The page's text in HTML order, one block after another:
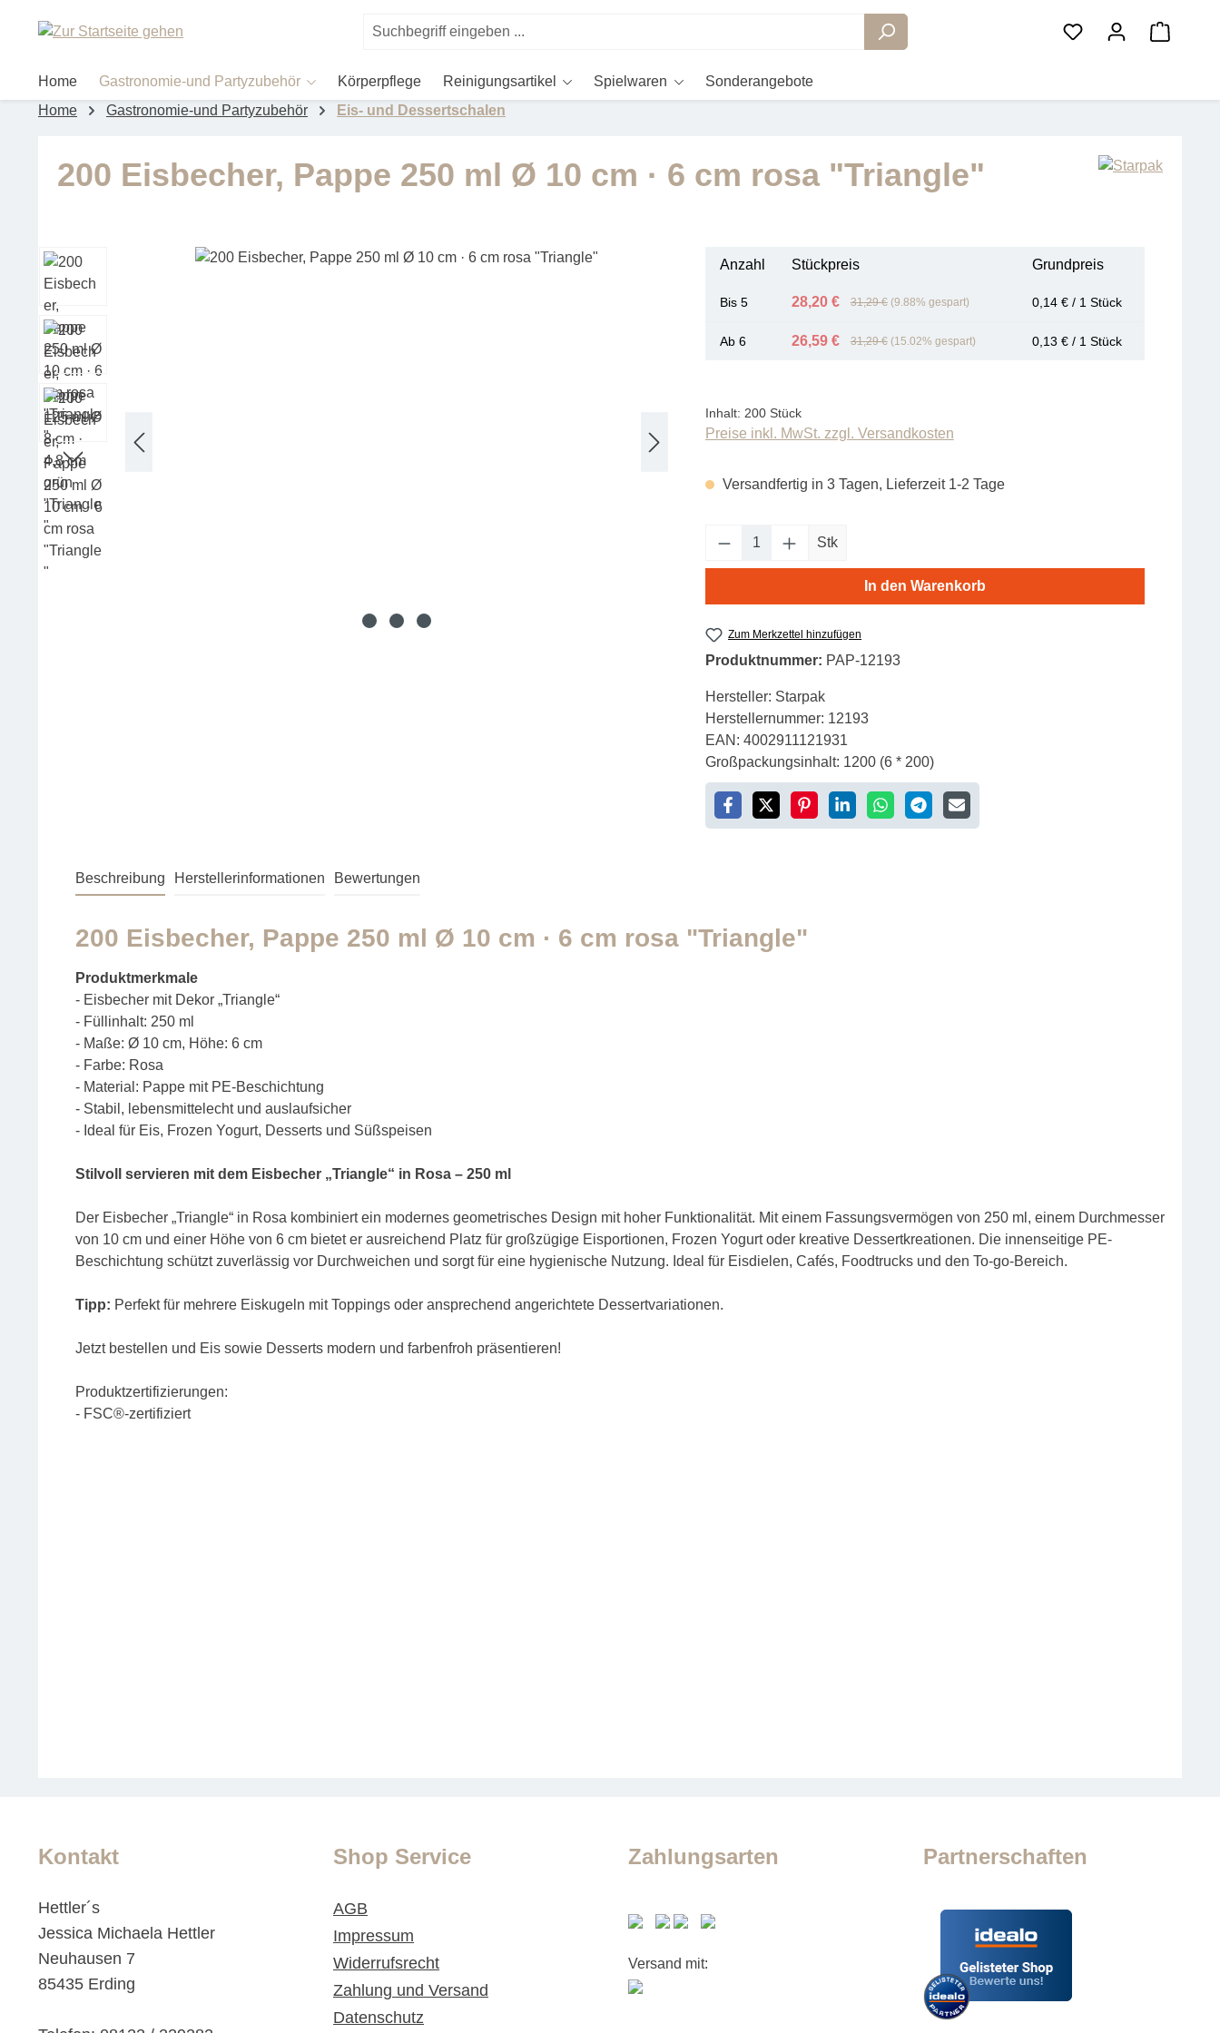
Hauptinhalt springen
Zur Suche springen
Home Gastronomie-und Partyzubehör Körperpflege Reinigungsartikel Spielwaren
Sonderangebote
Home
Gastronomie-und Partyzubehör Eis- und Dessertschalen
200 Eisbecher, Pappe 250 ml Ø 10 cm · 6 cm rosa "Triangle"
Bildergalerie überspringen
Anzahl Stückpreis Grundpreis
Bis 5 28,20 € 31,29 € (9.88% gespart) 0,14 € / 1 Stück
Ab 6 26,59 € 31,29 € (15.02% gespart) 0,13 € / 1 Stück
Inhalt: 200 Stück
Preise inkl. MwSt. zzgl. Versandkosten
Versandfertig in 3 Tagen, Lieferzeit 1-2 Tage
Produkt Anzahl: Gib den gewünschten Wert ein
Stk
In den Warenkorb
Zum Merkzettel hinzufügen
Produktnummer: PAP-12193
Hersteller: Starpak
Herstellernummer: 12193
EAN: 4002911121931
Großpackungsinhalt: 1200 (6 * 200)
Beschreibung Herstellerinformationen Bewertungen
200 Eisbecher, Pappe 250 ml Ø 10 cm · 6 cm rosa "Triangle"
Produktmerkmale
- Eisbecher mit Dekor „Triangle“
- Füllinhalt: 250 ml
- Maße: Ø 10 cm, Höhe: 6 cm
- Farbe: Rosa
- Material: Pappe mit PE-Beschichtung
- Stabil, lebensmittelecht und auslaufsicher
- Ideal für Eis, Frozen Yogurt, Desserts und Süßspeisen
Stilvoll servieren mit dem Eisbecher „Triangle“ in Rosa – 250 ml
Der Eisbecher „Triangle“ in Rosa kombiniert ein modernes geometrisches Design mit hoher Funktionalität. Mit einem Fassungsvermögen von 250 ml, einem Durchmesser
von 10 cm und einer Höhe von 6 cm bietet er ausreichend Platz für großzügige Eisportionen, Frozen Yogurt oder kreative Dessertkreationen. Die innenseitige PE-
Beschichtung schützt zuverlässig vor Durchweichen und sorgt für eine hygienische Nutzung. Ideal für Eisdielen, Cafés, Foodtrucks und den To-go-Bereich.
Tipp: Perfekt für mehrere Eiskugeln mit Toppings oder ansprechend angerichtete Dessertvariationen.
Jetzt bestellen und Eis sowie Desserts modern und farbenfroh präsentieren!
Produktzertifizierungen:
- FSC®-zertifiziert
Kontakt
Hettler´s
Jessica Michaela Hettler
Neuhausen 7
85435 Erding
Shop Service
AGB
Impressum
Widerrufsrecht
Zahlung und Versand
Datenschutz
Zahlungsarten
Versand mit:
Partnerschaften